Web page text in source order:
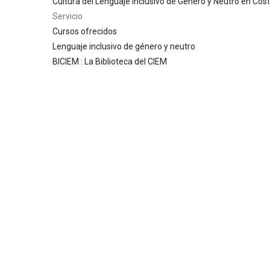
Servicio
Cursos ofrecidos
Lenguaje inclusivo de género y neutro
BICIEM : La Biblioteca del CIEM